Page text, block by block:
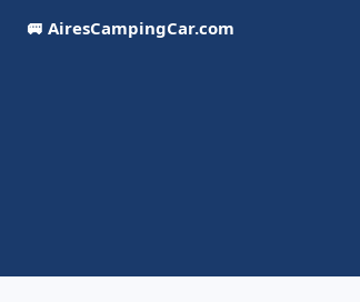
🚐 AiresCampingCar.com